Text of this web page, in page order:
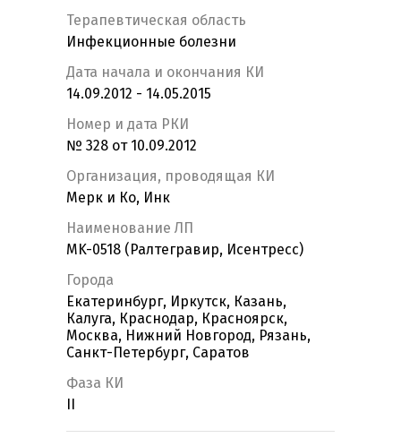
Терапевтическая область
Инфекционные болезни
Дата начала и окончания КИ
14.09.2012 - 14.05.2015
Номер и дата РКИ
№ 328 от 10.09.2012
Организация, проводящая КИ
Мерк и Ко, Инк
Наименование ЛП
MK-0518 (Ралтегравир, Исентресс)
Города
Екатеринбург, Иркутск, Казань,
Калуга, Краснодар, Красноярск,
Москва, Нижний Новгород, Рязань,
Санкт-Петербург, Саратов
Фаза КИ